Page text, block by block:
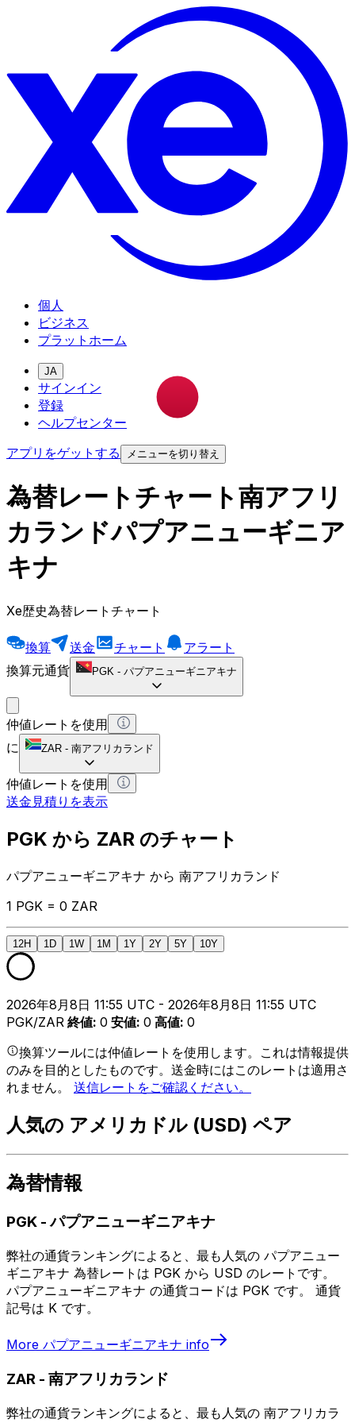
個人
ビジネス
プラットホーム
JA
サインイン
登録
ヘルプセンター
アプリをゲットする
メニューを切り替え
為替レートチャート南アフリ
カランドパプアニューギニア
キナ
Xe歴史為替レートチャート
換算 送金 チャート
アラート
換算元通貨
PGK - パプアニューギニアキナ
仲値レートを使用
に
ZAR - 南アフリカランド
仲値レートを使用
送金見積りを表示
PGK から ZAR のチャート
パプアニューギニアキナ から 南アフリカランド
1 PGK = 0 ZAR
12H 1D 1W 1M 1Y 2Y 5Y 10Y
2026年8月8日 11:55 UTC - 2026年8月8日 11:55 UTC
PGK/ZAR 終値: 0 安値: 0 高値: 0
換算ツールには仲値レートを使用します。これは情報提供
のみを目的としたものです。送金時にはこのレートは適用さ
れません。 送信レートをご確認ください。
人気の アメリカドル (USD) ペア
為替情報
PGK -パプアニューギニアキナ
弊社の通貨ランキングによると、最も人気の パプアニュー
ギニアキナ 為替レートは PGK から USD のレートです。
パプアニューギニアキナ の通貨コードは PGK です。 通貨
記号は K です。
More パプアニューギニアキナ info
ZAR - 南アフリカランド
弊社の通貨ランキングによると、最も人気の 南アフリカラ